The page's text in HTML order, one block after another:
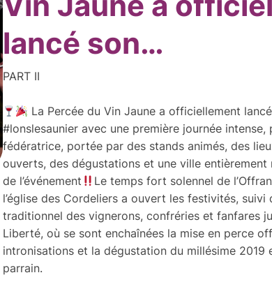
lancé son…
PART II
La Percée du Vin Jaune a officiellement
#lonslesaunier avec une première journée intense,
fédératrice, portée par des stands animés, des
ouverts, des dégustations et une ville entièrement
de l’événement
Le temps fort solennel de
l’église des Cordeliers a ouvert les festivités, suivi
traditionnel des vignerons, confréries et fanfares
Liberté, où se sont enchaînées la mise en perce
intronisations et la dégustation du millésime 2019
parrain.